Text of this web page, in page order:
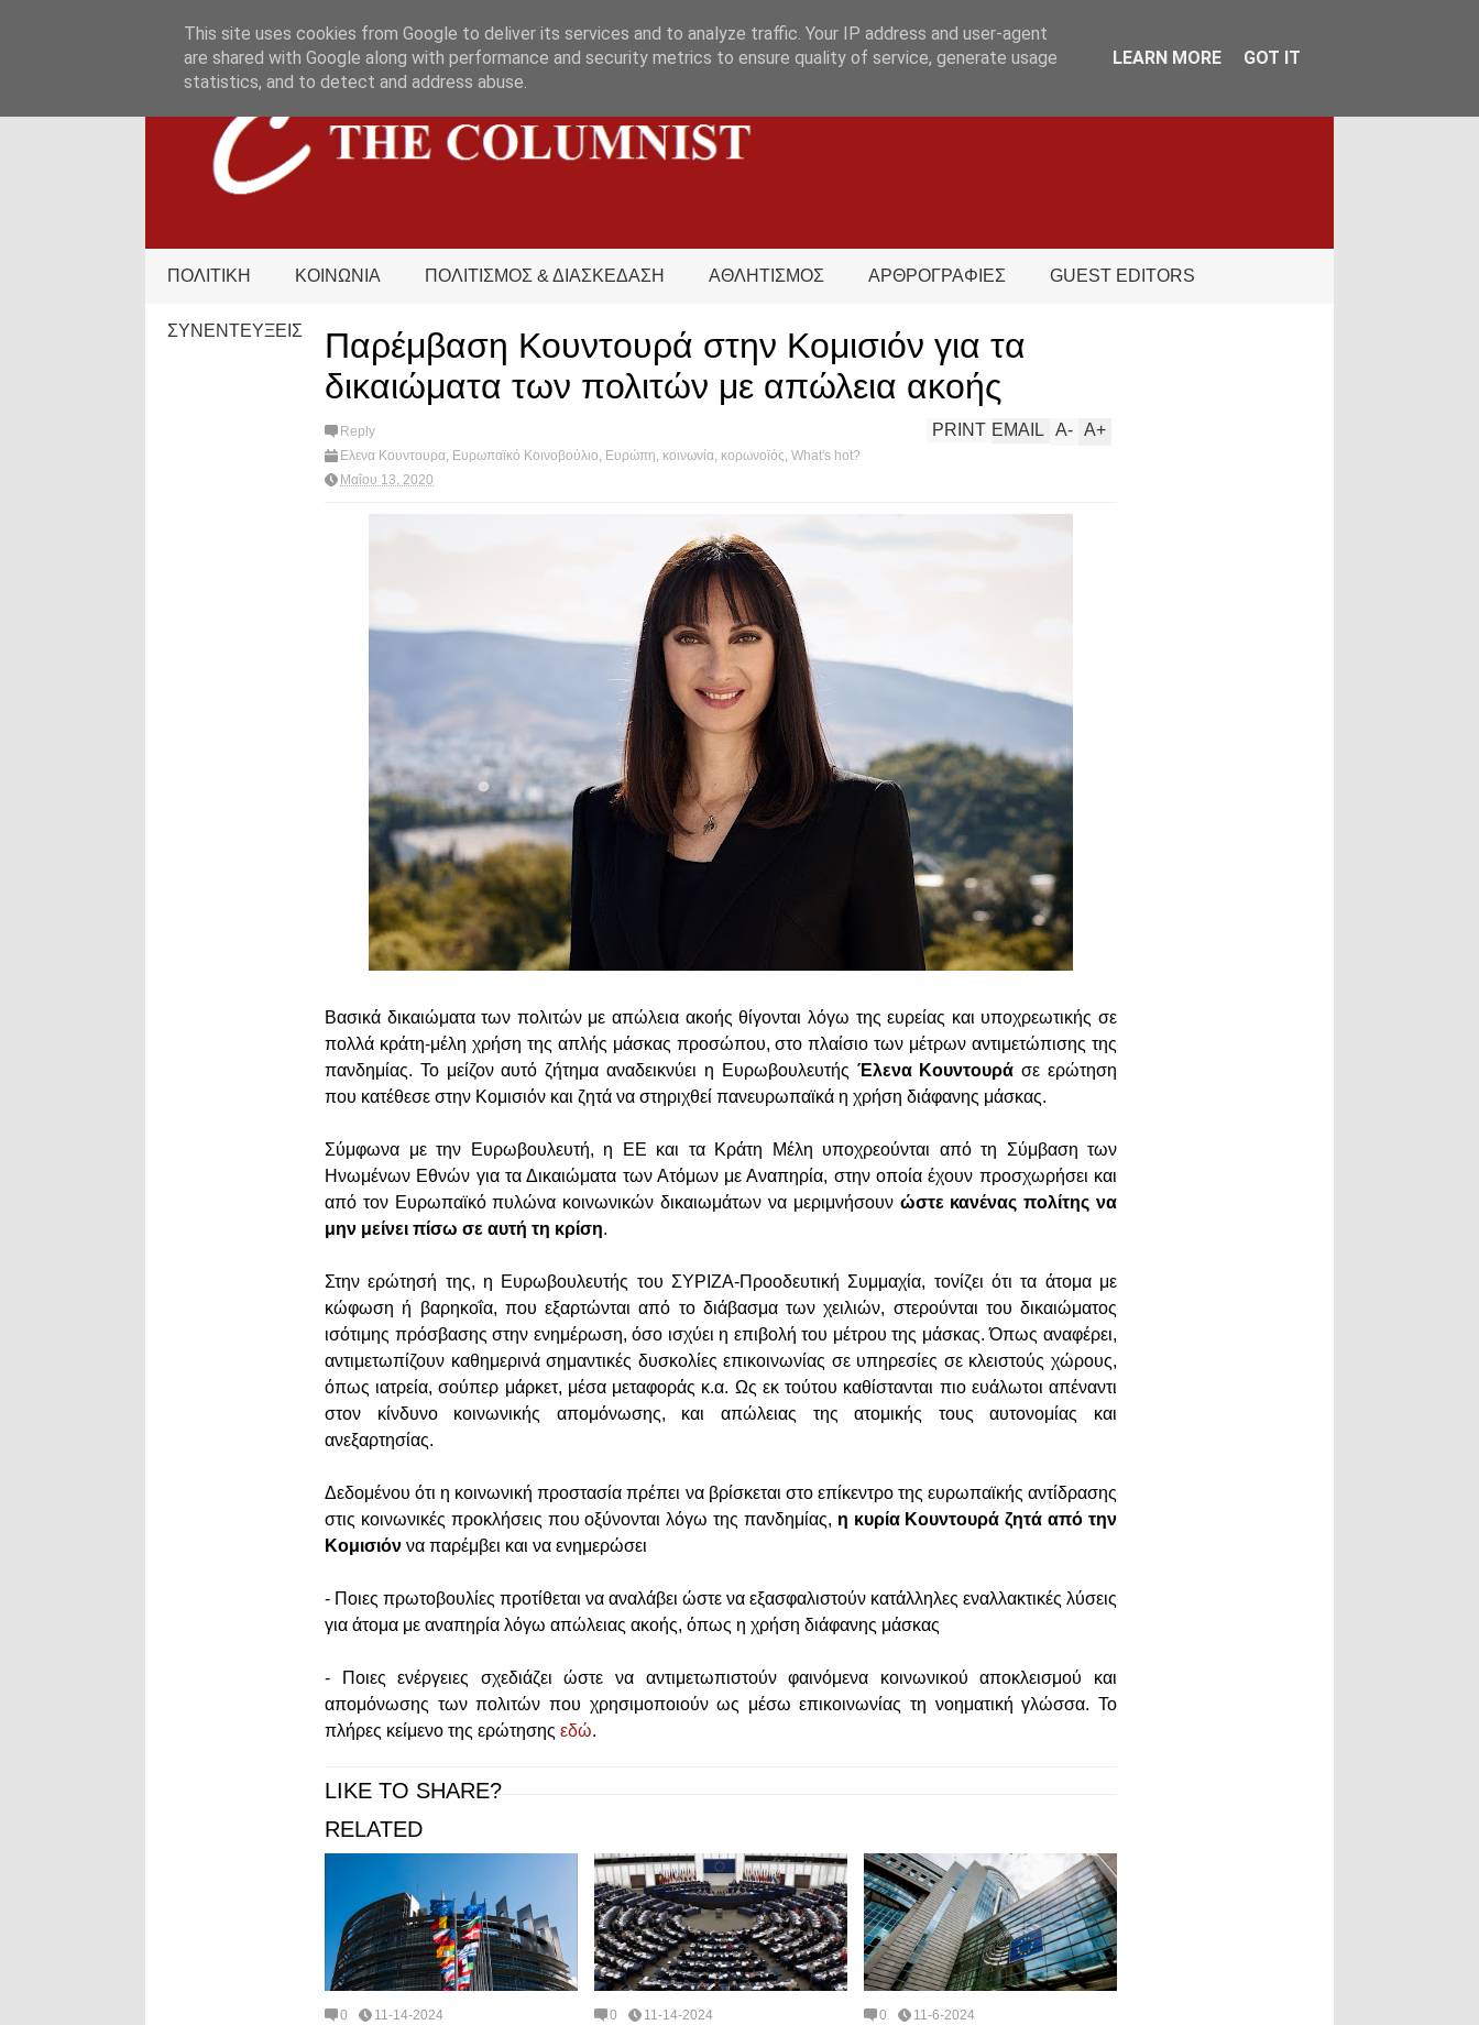
ΠΟΛΙΤΙΚΗ ΚΟΙΝΩΝΙΑ ΠΟΛΙΤΙΣΜΟΣ & ΔΙΑΣΚΕΔΑΣΗ ΑΘΛΗΤΙΣΜΟΣ ΑΡΘΡΟΓΡΑΦΙΕΣ GUEST EDITORS
ΣΥΝΕΝΤΕΥΞΕΙΣ
Παρέμβαση Κουντουρά στην Κομισιόν για τα
δικαιώματα των πολιτών με απώλεια ακοής
Reply
Ελενα Κουντουρα Ευρωπαϊκό Κοινοβούλιο Ευρώπη κοινωνία κορωνοϊός What's hot?
Μαΐου 13, 2020
A+
A-
EMAIL
PRINT
Βασικά δικαιώματα των πολιτών με απώλεια ακοής θίγονται λόγω της ευρείας και υποχρεωτικής σε
πολλά κράτη-μέλη χρήση της απλής μάσκας προσώπου, στο πλαίσιο των μέτρων αντιμετώπισης της
πανδημίας. Το μείζον αυτό ζήτημα αναδεικνύει η Ευρωβουλευτής Έλενα Κουντουρά σε ερώτηση
που κατέθεσε στην Κομισιόν και ζητά να στηριχθεί πανευρωπαϊκά η χρήση διάφανης μάσκας.
Σύμφωνα με την Ευρωβουλευτή, η ΕΕ και τα Κράτη Μέλη υποχρεούνται από τη Σύμβαση των
Ηνωμένων Εθνών για τα Δικαιώματα των Ατόμων με Αναπηρία, στην οποία έχουν προσχωρήσει και
από τον Ευρωπαϊκό πυλώνα κοινωνικών δικαιωμάτων να μεριμνήσουν ώστε κανένας πολίτης να
μην μείνει πίσω σε αυτή τη κρίση.
Στην ερώτησή της, η Ευρωβουλευτής του ΣΥΡΙΖΑ-Προοδευτική Συμμαχία, τονίζει ότι τα άτομα με
κώφωση ή βαρηκοΐα, που εξαρτώνται από το διάβασμα των χειλιών, στερούνται του δικαιώματος
ισότιμης πρόσβασης στην ενημέρωση, όσο ισχύει η επιβολή του μέτρου της μάσκας. Όπως αναφέρει,
αντιμετωπίζουν καθημερινά σημαντικές δυσκολίες επικοινωνίας σε υπηρεσίες σε κλειστούς χώρους,
όπως ιατρεία, σούπερ μάρκετ, μέσα μεταφοράς κ.α. Ως εκ τούτου καθίστανται πιο ευάλωτοι απέναντι
στον κίνδυνο κοινωνικής απομόνωσης, και απώλειας της ατομικής τους αυτονομίας και
ανεξαρτησίας.
Δεδομένου ότι η κοινωνική προστασία πρέπει να βρίσκεται στο επίκεντρο της ευρωπαϊκής αντίδρασης
στις κοινωνικές προκλήσεις που οξύνονται λόγω της πανδημίας, η κυρία Κουντουρά ζητά από την
Κομισιόν να παρέμβει και να ενημερώσει
- Ποιες πρωτοβουλίες προτίθεται να αναλάβει ώστε να εξασφαλιστούν κατάλληλες εναλλακτικές λύσεις
για άτομα με αναπηρία λόγω απώλειας ακοής, όπως η χρήση διάφανης μάσκας
- Ποιες ενέργειες σχεδιάζει ώστε να αντιμετωπιστούν φαινόμενα κοινωνικού αποκλεισμού και
απομόνωσης των πολιτών που χρησιμοποιούν ως μέσω επικοινωνίας τη νοηματική γλώσσα. Το
πλήρες κείμενο της ερώτησης εδώ.
LIKE TO SHARE?
RELATED
0 11-14-2024 0 11-14-2024 0 11-6-2024
This site uses cookies from Google to deliver its services and to analyze traffic. Your IP address and user-agent
are shared with Google along with performance and security metrics to ensure quality of service, generate usage
statistics, and to detect and address abuse.
LEARN MORE GOT IT